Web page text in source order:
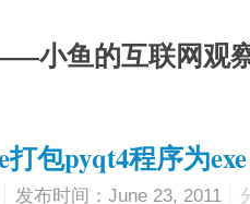
小鱼的互联网观
打包pyqt4程序为exe
发布时间：June 23, 2011